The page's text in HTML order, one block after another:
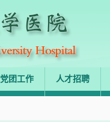
党团工作 人才招聘